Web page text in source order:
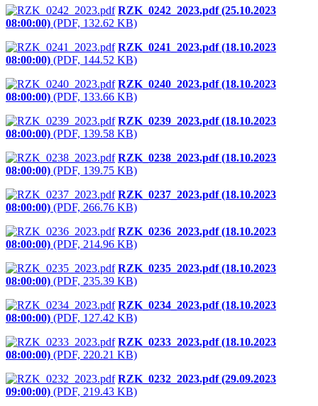
RZK_0242_2023.pdf (25.10.2023
08:00:00) (PDF, 132.62 KB)
RZK_0241_2023.pdf (18.10.2023
08:00:00) (PDF, 144.52 KB)
RZK_0240_2023.pdf (18.10.2023
08:00:00) (PDF, 133.66 KB)
RZK_0239_2023.pdf (18.10.2023
08:00:00) (PDF, 139.58 KB)
RZK_0238_2023.pdf (18.10.2023
08:00:00) (PDF, 139.75 KB)
RZK_0237_2023.pdf (18.10.2023
08:00:00) (PDF, 266.76 KB)
RZK_0236_2023.pdf (18.10.2023
08:00:00) (PDF, 214.96 KB)
RZK_0235_2023.pdf (18.10.2023
08:00:00) (PDF, 235.39 KB)
RZK_0234_2023.pdf (18.10.2023
08:00:00) (PDF, 127.42 KB)
RZK_0233_2023.pdf (18.10.2023
08:00:00) (PDF, 220.21 KB)
RZK_0232_2023.pdf (29.09.2023
09:00:00) (PDF, 219.43 KB)